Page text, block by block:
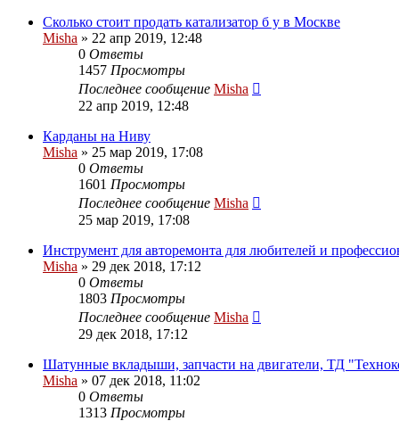
Сколько стоит продать катализатор б у в Москве
Misha » 22 апр 2019, 12:48
0 Ответы
1457 Просмотры
Последнее сообщение Misha
22 апр 2019, 12:48
Карданы на Ниву
Misha » 25 мар 2019, 17:08
0 Ответы
1601 Просмотры
Последнее сообщение Misha
25 мар 2019, 17:08
Инструмент для авторемонта для любителей и
Misha » 29 дек 2018, 17:12
0 Ответы
1803 Просмотры
Последнее сообщение Misha
29 дек 2018, 17:12
Шатунные вкладыши, запчасти на двигатели, ТД
Misha » 07 дек 2018, 11:02
0 Ответы
1313 Просмотры